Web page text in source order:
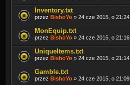
Inventory.txt
przez BishoYo » 24 cze 2015, o 21:24
MonEquip.txt
przez BishoYo » 24 cze 2015, o 21:16
UniqueItems.txt
przez BishoYo » 24 cze 2015, o 21:14
Gamble.txt
przez BishoYo » 24 cze 2015, o 21:09